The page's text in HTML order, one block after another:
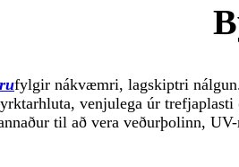
fylgir nákvæmri, lagskiptri
venjulega úr
til að vera veðurþolinn,